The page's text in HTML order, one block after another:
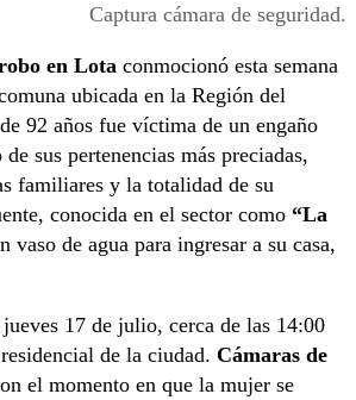
Captura cámara de seguridad.
en Lota conmocionó esta semana
ubicada en la Región del
92 años fue víctima de un engaño
sus pertenencias más preciadas,
familiares y la totalidad de su
conocida en el sector como “La
vaso de agua para ingresar a su casa,
17 de julio, cerca de las 14:00
de la ciudad. Cámaras de
el momento en que la mujer se